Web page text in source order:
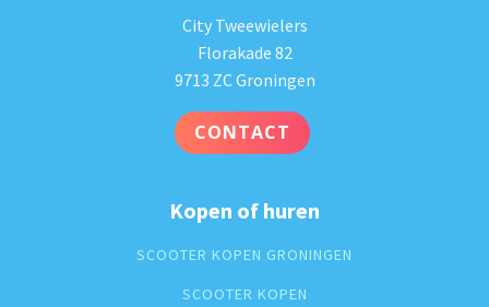
City Tweewielers
Florakade 82
9713 ZC Groningen
CONTACT
Kopen of huren
SCOOTER KOPEN GRONINGEN
SCOOTER KOPEN